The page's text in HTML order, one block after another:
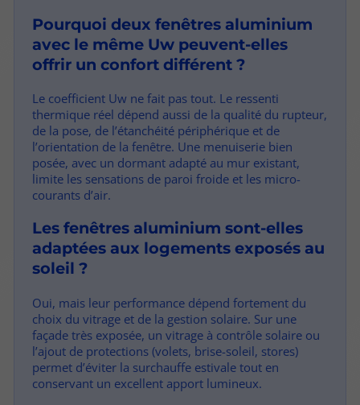
Pourquoi deux fenêtres aluminium
avec le même Uw peuvent-elles
offrir un confort différent ?
Le coefficient Uw ne fait pas tout. Le ressenti
thermique réel dépend aussi de la qualité du rupteur,
de la pose, de l’étanchéité périphérique et de
l’orientation de la fenêtre. Une menuiserie bien
posée, avec un dormant adapté au mur existant,
limite les sensations de paroi froide et les micro-
courants d’air.
Les fenêtres aluminium sont-elles
adaptées aux logements exposés au
soleil ?
Oui, mais leur performance dépend fortement du
choix du vitrage et de la gestion solaire. Sur une
façade très exposée, un vitrage à contrôle solaire ou
l’ajout de protections (volets, brise-soleil, stores)
permet d’éviter la surchauffe estivale tout en
conservant un excellent apport lumineux.